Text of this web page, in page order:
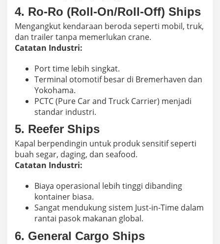
4. Ro-Ro (Roll-On/Roll-Off) Ships
Mengangkut kendaraan beroda seperti mobil, truk,
dan trailer tanpa memerlukan crane.
Catatan Industri:
Port time lebih singkat.
Terminal otomotif besar di Bremerhaven dan
Yokohama.
PCTC (Pure Car and Truck Carrier) menjadi
standar industri.
5. Reefer Ships
Kapal berpendingin untuk produk sensitif seperti
buah segar, daging, dan seafood.
Catatan Industri:
Biaya operasional lebih tinggi dibanding
kontainer biasa.
Sangat mendukung sistem Just-in-Time dalam
rantai pasok makanan global.
6. General Cargo Ships